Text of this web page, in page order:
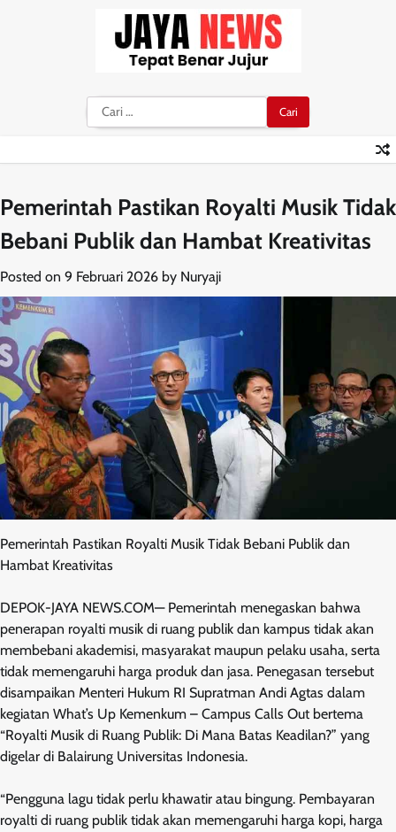
Cari
untuk:
Pemerintah Pastikan Royalti Musik Tidak
Bebani Publik dan Hambat Kreativitas
Posted on 9 Februari 2026 by Nuryaji
Pemerintah Pastikan Royalti Musik Tidak Bebani Publik dan
Hambat Kreativitas
DEPOK-JAYA NEWS.COM— Pemerintah menegaskan bahwa
penerapan royalti musik di ruang publik dan kampus tidak akan
membebani akademisi, masyarakat maupun pelaku usaha, serta
tidak memengaruhi harga produk dan jasa. Penegasan tersebut
disampaikan Menteri Hukum RI Supratman Andi Agtas dalam
kegiatan What’s Up Kemenkum – Campus Calls Out bertema
“Royalti Musik di Ruang Publik: Di Mana Batas Keadilan?” yang
digelar di Balairung Universitas Indonesia.
“Pengguna lagu tidak perlu khawatir atau bingung. Pembayaran
royalti di ruang publik tidak akan memengaruhi harga kopi, harga